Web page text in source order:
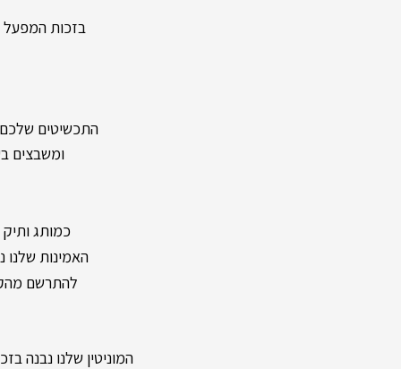
בזכות המפעל
התכשיטים שלכם
ומשבצים
כמותג ותיק
האמינות שלנו נשענת על מעל 40 שנות וותק
להתרשם
המוניטין שלנו נבנה